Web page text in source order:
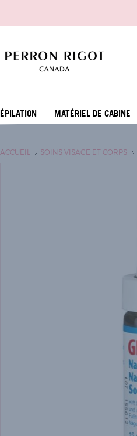
ÉPILATION MATÉRIEL DE CABINE
ACCUEIL SOINS VISAGE ET CORPS